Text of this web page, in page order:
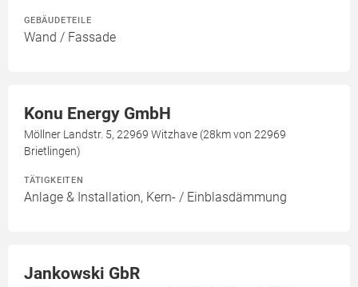
GEBÄUDETEILE
Wand / Fassade
Konu Energy GmbH
Möllner Landstr. 5, 22969 Witzhave (28km von 22969
Brietlingen)
TÄTIGKEITEN
Anlage & Installation, Kern- / Einblasdämmung
Jankowski GbR